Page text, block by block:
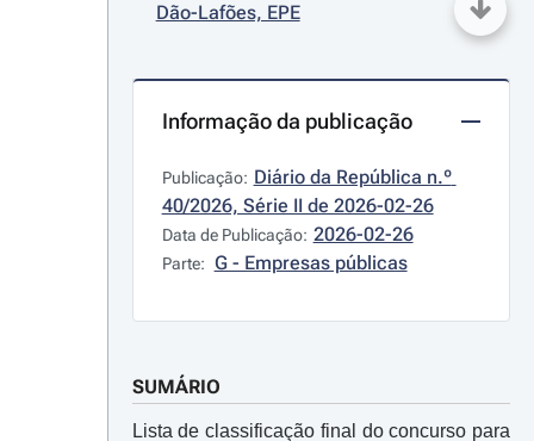
Dão-Lafões, EPE
Informação da publicação
Publicação: Diário da República n.º
40/2026, Série II de 2026-02-26
Data de Publicação: 2026-02-26
Parte: G - Empresas públicas
SUMÁRIO
Lista de classificação final do concurso para